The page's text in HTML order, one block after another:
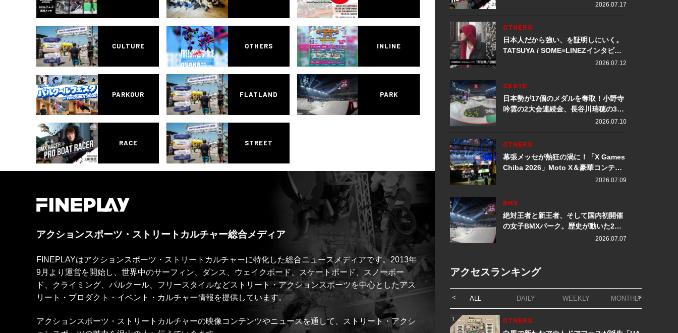
CULTURE OTHERS INLINE
PARKOUR FLATLAND PARK
RACE STREET
アクションスポーツ・ストリートカルチャー総合メディア
FINEPLAYはアクションスポーツ・ストリートカルチャーに特化した総合ニュースメディアです。2013年
9月より運営を開始し、世界中のサーフィン、ダンス、ウェイクボード、スケートボード、スノーボー
ド、クライミング、パルクール、フリースタイルなどストリート・アクションスポーツを中心としたアス
リート・プロダクト・イベント・カルチャー情報を提供しています。
アクションスポーツ・ストリートカルチャーの映像コンテンツやニュースを通して、ストリート・アクシ
レーサーへ転身。上田龍星が体現する
2026.07.17
OTHERS
日本人だから強い、を証明しにいく。
TATSUYA / SOME≡LINEZインタビュ
2026.07.12
SKATE
日本勢が17個のメダルを奪取！小野寺
吟雲の2大会連続金、長谷川瑞穂の3メ
ダル獲得など数々の快挙をプレイバッ
2026.07.10
OTHERS
幕張メッセが熱狂の渦に！「X Games
Chiba 2026」Moto X＆豪華コンテン
2026.07.09
BMX
絶対王者と新王者、そして国内初開催
の女子BMXパーク。歴史が動いた2日
2026.07.07
アクセスランキング
ALL DAILY WEEKLY MONTHLY
1 OTHERS